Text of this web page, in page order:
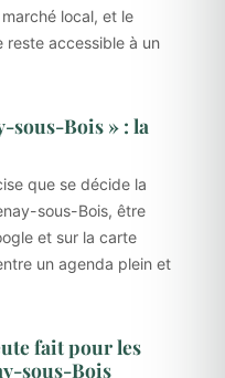
local, et le
reste accessible à un
sous-Bois » : la
que se décide la
sous-Bois, être
et sur la carte
un agenda plein et
fait pour les
sous-Bois